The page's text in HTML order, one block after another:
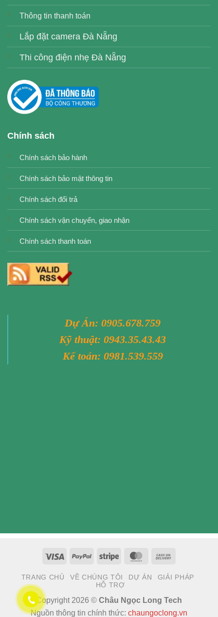
Thông tin thanh toán
Lắp đặt camera Đà Nẵng
Thi công điện nhẹ Đà Nẵng
Chính sách
Chính sách bảo hành
Chính sách bảo mật thông tin
Chính sách đổi trả
Chính sách vận chuyển, giao nhận
Chính sách thanh toán
Dự Án: 0905.678.759
Kỹ thuật: 0943.35.43.43
Kế toán: 0981.539.559
Visa PayPal Stripe MasterCard
Delivery
TRANG CHỦ VỀ CHÚNG TÔI DỰ ÁN
GIẢI PHÁP
HỖ TRỢ
Copyright 2026 © Châu Ngọc Long Tech
Nguồn thông tin chính thức: chaungoclong.vn